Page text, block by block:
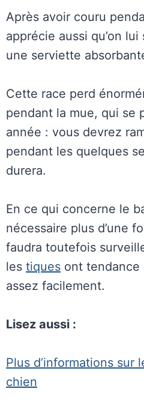
Après avoir couru
apprécie aussi qu’on
une serviette
Cette race perd
pendant la mue, qui se
année : vous devrez
pendant les quelques
durera.
En ce qui concerne le
nécessaire plus d’une
faudra toutefois
les tiques ont tendance
assez facilement.
Lisez aussi :
Plus d’informations sur
chien